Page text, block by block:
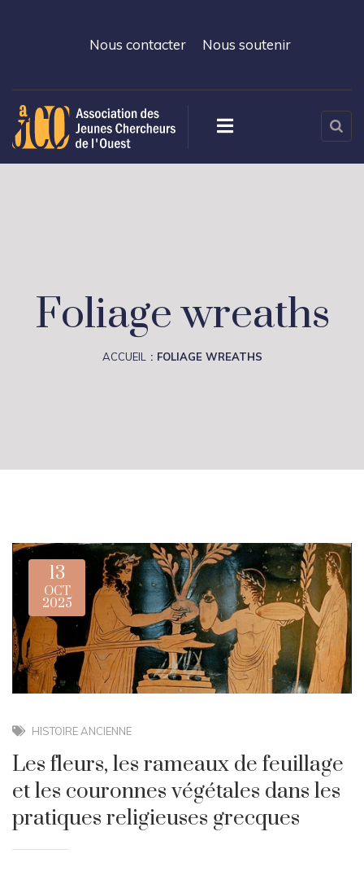
Nous contacter Nous soutenir
Foliage wreaths
ACCUEIL FOLIAGE WREATHS
13
OCT
2025
HISTOIRE ANCIENNE
Les fleurs, les rameaux de feuillage
et les couronnes végétales dans les
pratiques religieuses grecques